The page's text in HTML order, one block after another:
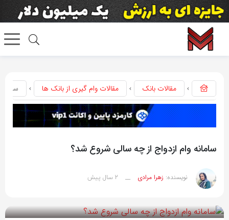
مقالات بانک مقالات وام گیری از بانک ها
سامانه وام ازدواج از چه سالی شروع شد؟
نویسنده: زهرا مرادی __ 2 سال پیش